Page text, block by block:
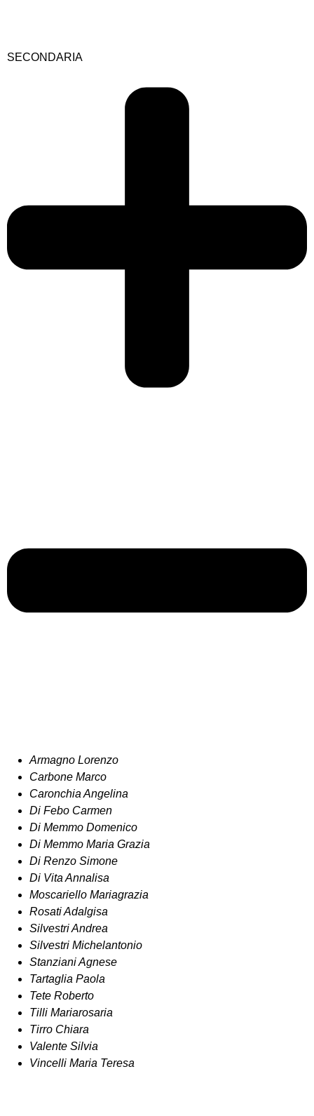
SECONDARIA
Armagno Lorenzo
Carbone Marco
Caronchia Angelina
Di Febo Carmen
Di Memmo Domenico
Di Memmo Maria Grazia
Di Renzo Simone
Di Vita Annalisa
Moscariello Mariagrazia
Rosati Adalgisa
Silvestri Andrea
Silvestri Michelantonio
Stanziani Agnese
Tartaglia Paola
Tete Roberto
Tilli Mariarosaria
Tirro Chiara
Valente Silvia
Vincelli Maria Teresa